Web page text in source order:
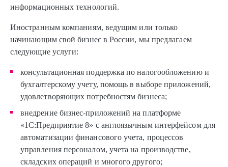
информационных технологий.
Иностранным компаниям, ведущим или только
начинающим свой бизнес в России, мы предлагаем
следующие услуги:
консультационная поддержка по налогообложению и
бухгалтерскому учету, помощь в выборе приложений,
удовлетворяющих потребностям бизнеса;
внедрение бизнес-приложений на платформе
«1С:Предприятие 8» с англоязычным интерфейсом для
автоматизации финансового учета, процессов
управления персоналом, учета на производстве,
складских операций и многого другого;